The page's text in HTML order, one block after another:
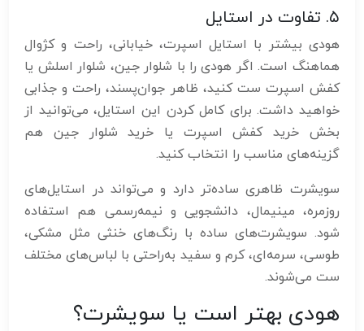
۵. تفاوت در استایل
هودی بیشتر با استایل اسپرت، خیابانی، راحت و کژوال
هماهنگ است. اگر هودی را با شلوار جین، شلوار اسلش یا
کفش اسپرت ست کنید، ظاهر جوان‌پسند، راحت و جذابی
خواهید داشت. برای کامل کردن این استایل، می‌توانید از
بخش خرید کفش اسپرت یا خرید شلوار جین هم
گزینه‌های مناسب را انتخاب کنید.
سویشرت ظاهری ساده‌تر دارد و می‌تواند در استایل‌های
روزمره، مینیمال، دانشجویی و نیمه‌رسمی هم استفاده
شود. سویشرت‌های ساده با رنگ‌های خنثی مثل مشکی،
طوسی، سرمه‌ای، کرم و سفید به‌راحتی با لباس‌های مختلف
ست می‌شوند.
هودی بهتر است یا سویشرت؟